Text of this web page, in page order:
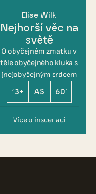
Elise Wilk
Nejhorší věc na
světě
O obyčejném zmatku v
těle obyčejného kluka s
(ne)obyčejným srdcem
13+
AS 60'
Více o inscenaci